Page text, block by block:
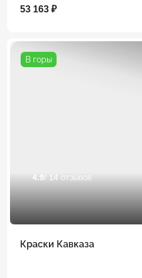
53 163 ₽
В горы
4.9 / 14 отзывов
Краски Кавказа